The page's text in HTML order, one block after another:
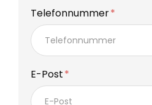
Telefonnummer
E-Post